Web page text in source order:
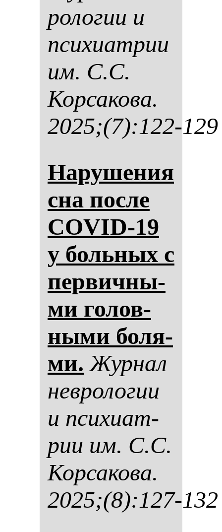
ро­ло­гии и
пси­хи­ат­рии
им. С.С.
Кор­са­ко­ва.
2025;(7):122-129
На­ру­ше­ния
сна пос­ле
COVID-19
у боль­ных с
пер­вич­ны­
ми го­лов­
ны­ми бо­ля­
ми. Жур­нал
нев­ро­ло­гии
и пси­хи­ат­
рии им. С.С.
Кор­са­ко­ва.
2025;(8):127-132